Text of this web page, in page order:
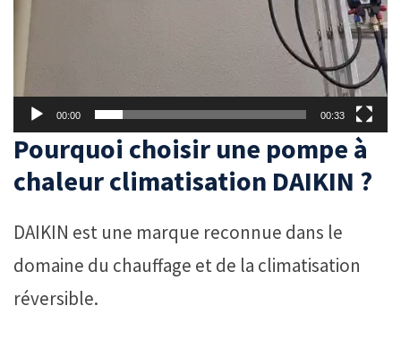
00:00 00:33
Pourquoi choisir une pompe à
chaleur climatisation DAIKIN ?
DAIKIN est une marque reconnue dans le
domaine du chauffage et de la climatisation
réversible.